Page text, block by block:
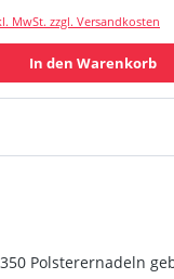
MwSt. zzgl. Versandkosten
In den Warenkorb